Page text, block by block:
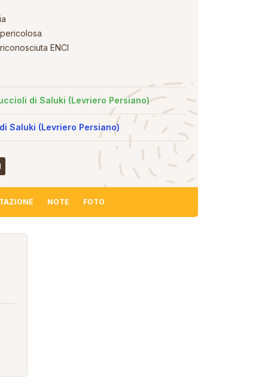
ENCI
di Saluki (Levriero Persiano)
Saluki (Levriero Persiano)
NOTE FOTO